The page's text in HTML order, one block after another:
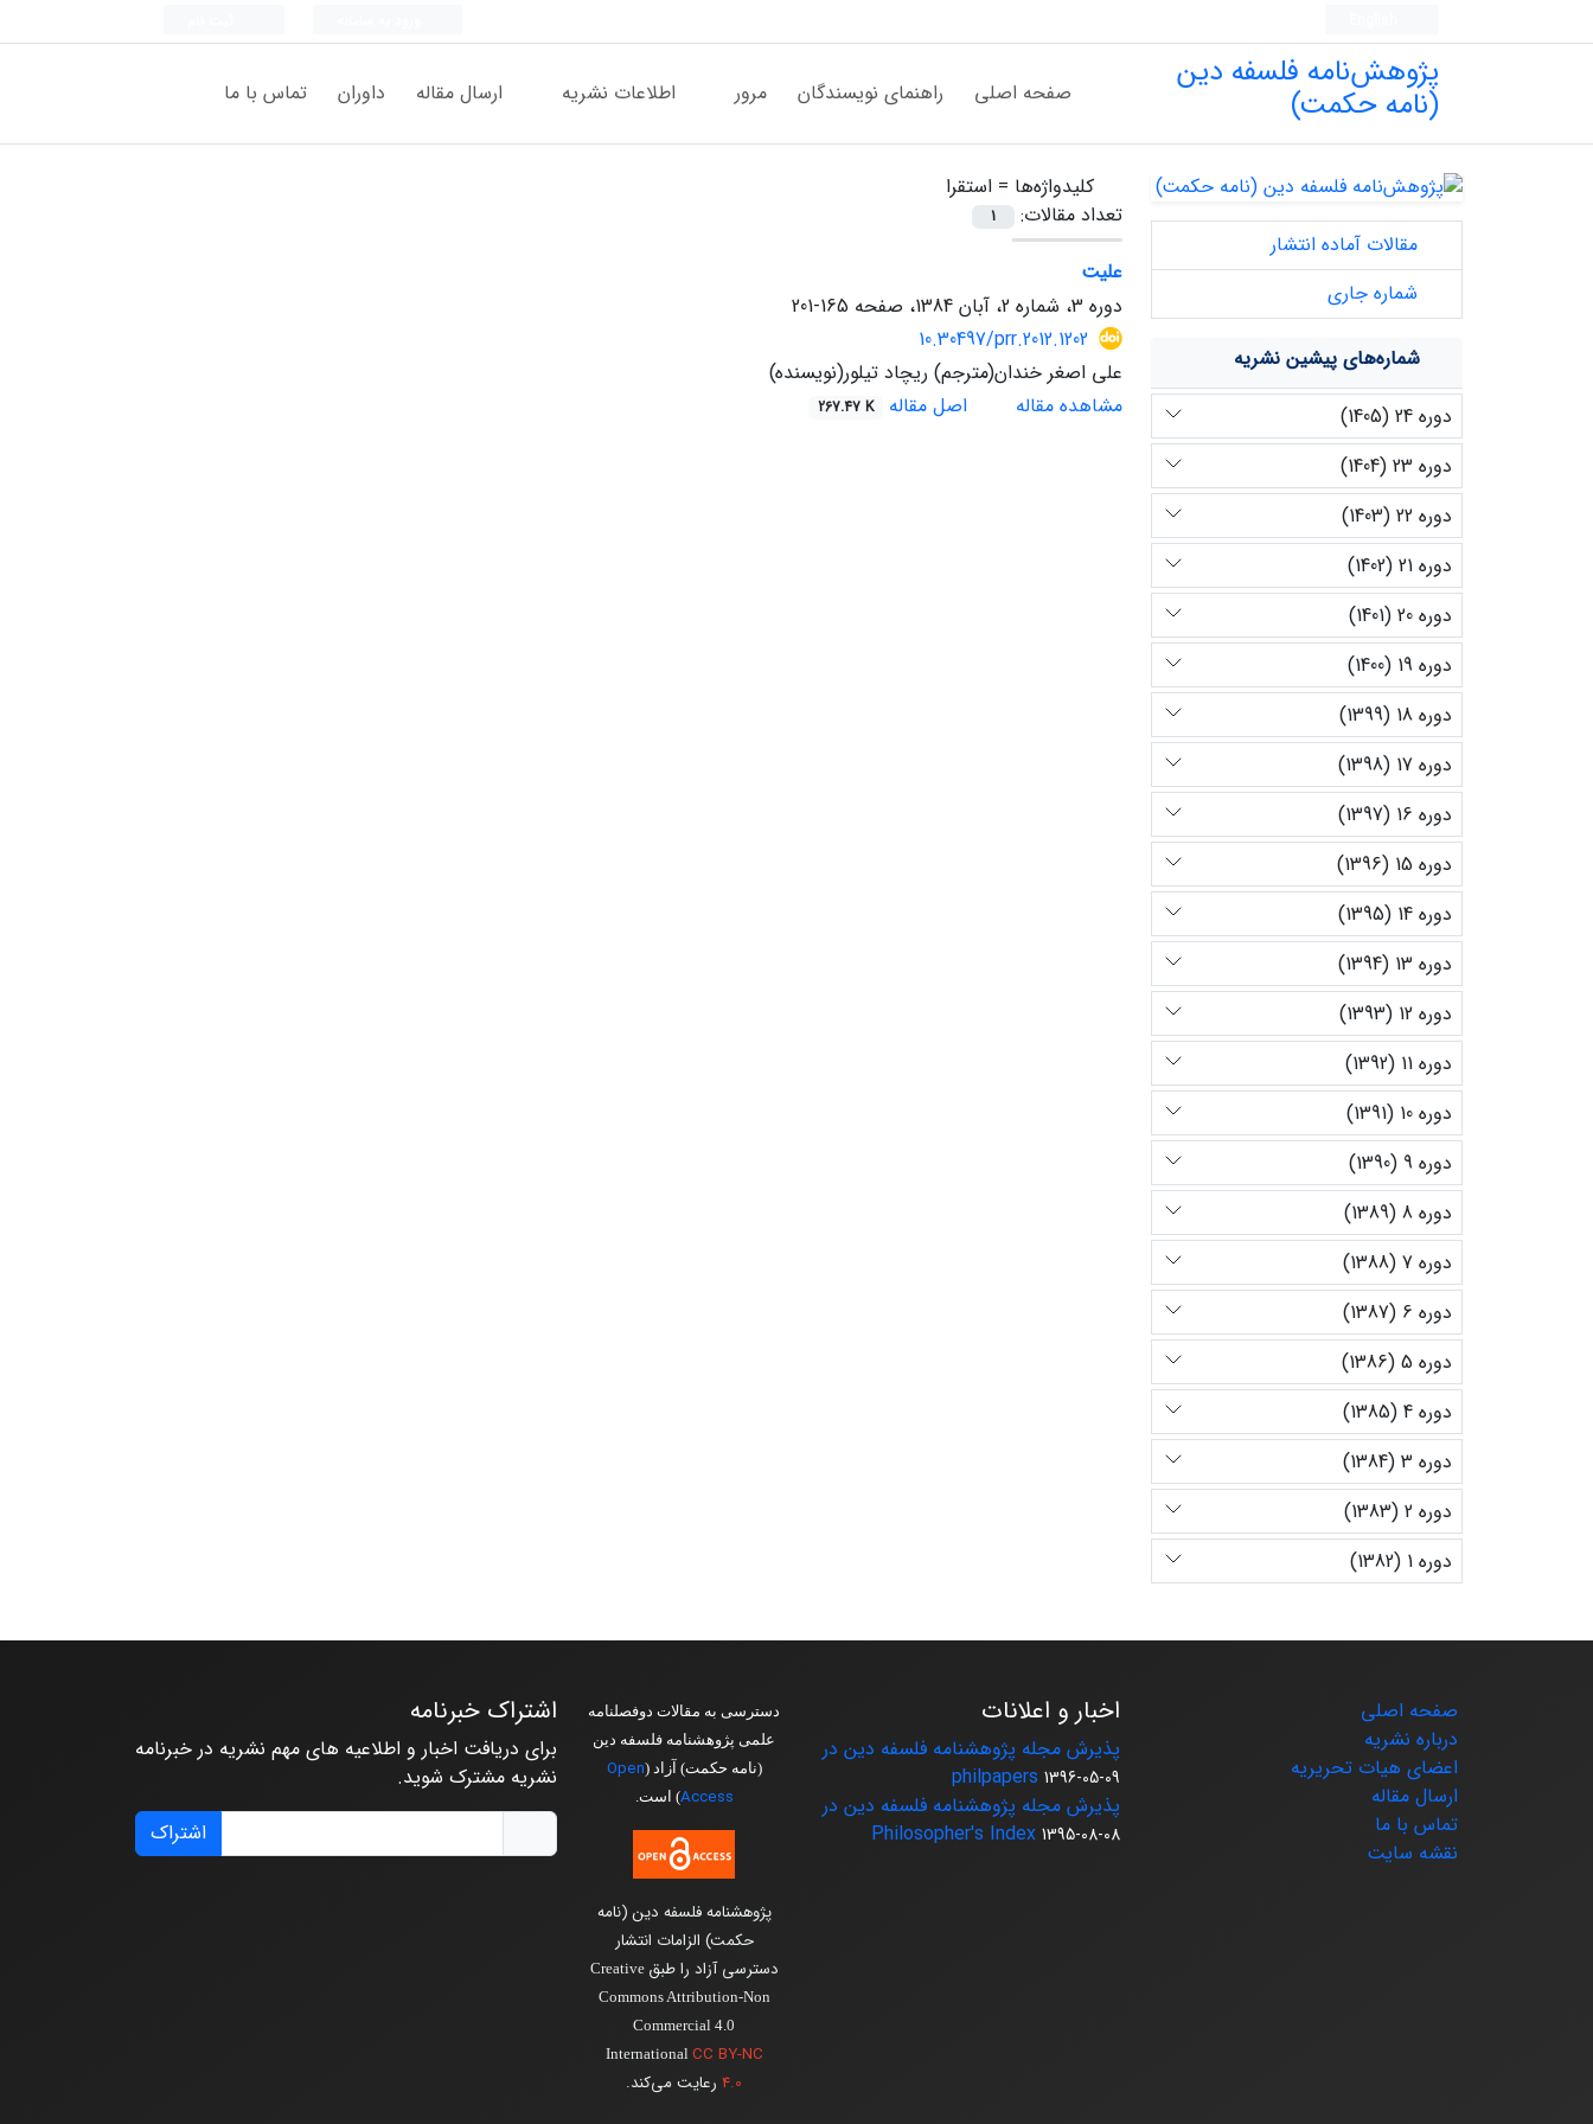
پژوهش‌نامه فلسفه دین
(نامه حکمت) صفحه اصلی راهنمای نویسندگان مرور اطلاعات نشریه ارسال مقاله داوران تماس با ما
کلیدواژه‌ها = استقرا
تعداد مقالات:
1
علیت
دوره 3، شماره 2، آبان 1384، صفحه
165-201
10.30497/prr.2012.1202
علی اصغر خندان(مترجم) ریچاد تیلور(نویسنده)
مشاهده مقاله
اصل مقاله 267.47 K
مقالات آماده انتشار
شماره جاری
شماره‌های پیشین نشریه
دوره 24 (1405)
دوره 23 (1404)
دوره 22 (1403)
دوره 21 (1402)
دوره 20 (1401)
دوره 19 (1400)
دوره 18 (1399)
دوره 17 (1398)
دوره 16 (1397)
دوره 15 (1396)
دوره 14 (1395)
دوره 13 (1394)
دوره 12 (1393)
دوره 11 (1392)
دوره 10 (1391)
دوره 9 (1390)
دوره 8 (1389)
دوره 7 (1388)
دوره 6 (1387)
دوره 5 (1386)
دوره 4 (1385)
دوره 3 (1384)
دوره 2 (1383)
دوره 1 (1382)
صفحه اصلی
درباره نشریه
اعضای هیات تحریریه
ارسال مقاله
تماس با ما
نقشه سایت
اخبار و اعلانات
پذیرش مجله پژوهشنامه فلسفه دین در
philpapers 1396-05-09
پذیرش مجله پژوهشنامه فلسفه دین در
Philosopher's Index 1395-08-08
دسترسی به مقالات دوفصلنامه
علمی پژوهشنامه فلسفه دین
(نامه حکمت) آزاد (Open
Access) است.
پژوهشنامه فلسفه دین (نامه
حکمت) الزامات انتشار
دسترسی آزاد را طبق Creative
Commons Attribution-Non
Commercial 4.0
International CC BY-NC
4.0 رعایت می‌کند.
اشتراک خبرنامه
برای دریافت اخبار و اطلاعیه های مهم نشریه در خبرنامه
نشریه مشترک شوید.
اشتراک